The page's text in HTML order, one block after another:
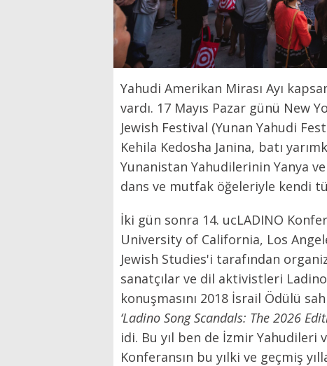
Yahudi Amerikan Mirası Ayı
vardı. 17 Mayıs Pazar günü New
Jewish Festival (Yunan Yahudi
Kehila Kedosha Janina, batı
Yunanistan Yahudilerinin Yanya
dans ve mutfak öğeleriyle kendi
İki gün sonra 14. ucLADINO
University of California, Los
Jewish Studies'i tarafından
sanatçılar ve dil aktivistleri
konuşmasını 2018 İsrail Ödülü
‘Ladino Song Scandals: The 2026
idi. Bu yıl ben de İzmir Yahudileri
Konferansın bu yılki ve geçmiş